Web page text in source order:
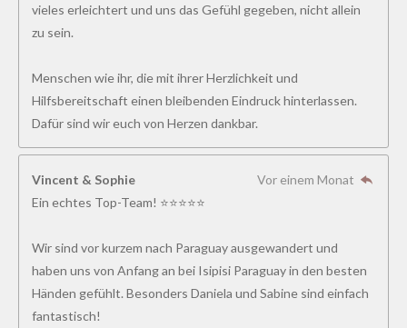
vieles erleichtert und uns das Gefühl gegeben, nicht allein
zu sein.
Menschen wie ihr, die mit ihrer Herzlichkeit und
Hilfsbereitschaft einen bleibenden Eindruck hinterlassen.
Dafür sind wir euch von Herzen dankbar.
Vincent & Sophie
Vor einem Monat
Ein echtes Top-Team! ⭐⭐⭐⭐⭐
Wir sind vor kurzem nach Paraguay ausgewandert und
haben uns von Anfang an bei Isipisi Paraguay in den besten
Händen gefühlt. Besonders Daniela und Sabine sind einfach
fantastisch!